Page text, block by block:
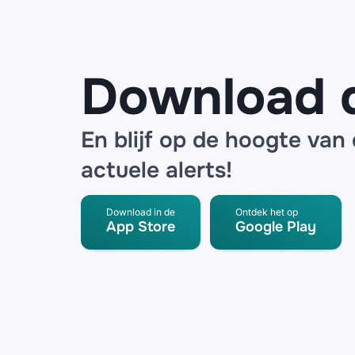
Download
En blijf op de hoogte van
actuele alerts!
Download in de
App Store
Ontdek het op
Google Play